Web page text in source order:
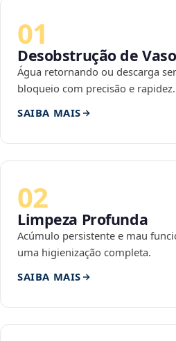
01
Desobstrução de Vaso
Água retornando ou descarga
bloqueio com precisão e rapidez.
SAIBA MAIS
02
Limpeza Profunda
Acúmulo persistente e mau
uma higienização completa.
SAIBA MAIS